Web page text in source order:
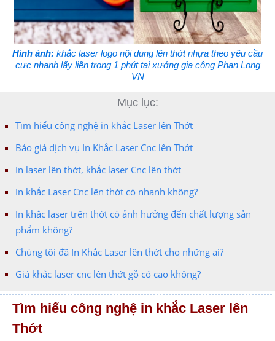
Hình ảnh: khắc laser logo nội dung lên thớt nhựa theo yêu cầu
cực nhanh lấy liền trong 1 phút tại xưởng gia công Phan Long
VN
Mục lục:
Tìm hiểu công nghệ in khắc Laser lên Thớt
Báo giá dịch vụ In Khắc Laser Cnc lên Thớt
In laser lên thớt, khắc laser Cnc lên thớt
In khắc Laser Cnc lên thớt có nhanh không?
In khắc laser trên thớt có ảnh hưởng đến chất lượng sản
phẩm không?
Chúng tôi đã In Khắc Laser lên thớt cho những ai?
Giá khắc laser cnc lên thớt gỗ có cao không?
Tìm hiểu công nghệ in khắc Laser lên
Thớt